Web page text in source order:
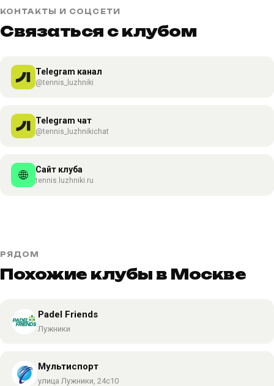
КОНТАКТЫ И СОЦСЕТИ
Связаться с клубом
Telegram канал
@tennis_luzhniki
Telegram чат
@tennis_luzhnikichat
🌐 Сайт клуба
tennis.luzhniki.ru
РЯДОМ
Похожие клубы в Москве
Padel Friends
Лужники
Мультиспорт
улица Лужники, 24с10